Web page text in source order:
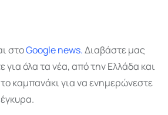
στοGooglenews.Διαβάστε μας
για όλα τα νέα, από την Ελλάδα και
καμπανάκι για να ενημερώνεστε